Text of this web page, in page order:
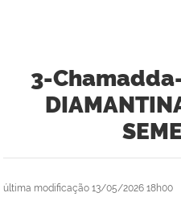
3-
última modificação 13/05/2026 18h00